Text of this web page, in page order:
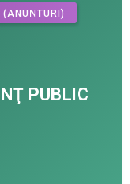
(ANUNTURI)